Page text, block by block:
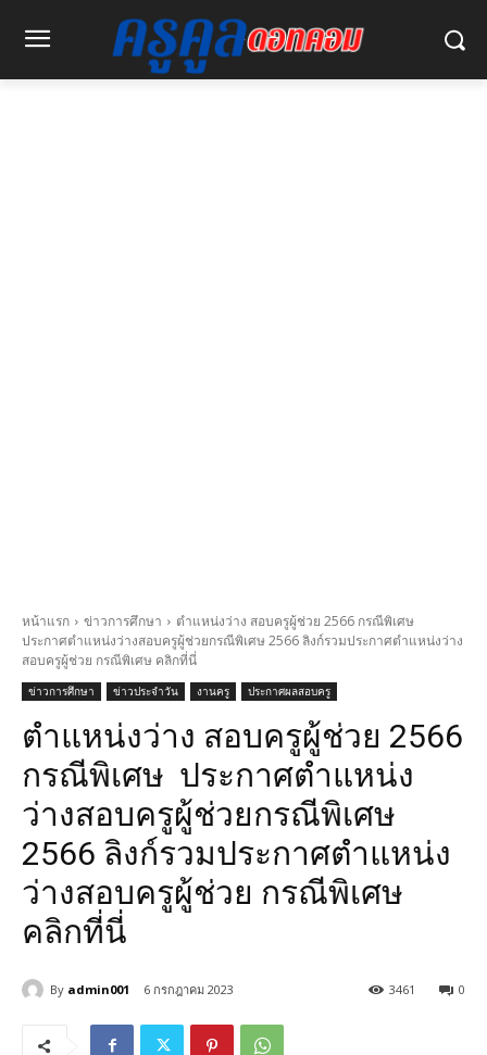
หน้าแรก ข่าวการศึกษา
ตำแหน่งว่าง สอบครูผู้ช่วย 2566 กรณีพิเศษ
ประกาศตำแหน่งว่างสอบครูผู้ช่วยกรณีพิเศษ 2566 ลิงก์รวมประกาศตำแหน่งว่าง
สอบครูผู้ช่วย กรณีพิเศษ คลิกที่นี่
ข่าวการศึกษา ข่าวประจำวัน งานครู ประกาศผลสอบครู
ตำแหน่งว่าง สอบครูผู้ช่วย 2566
กรณีพิเศษ ประกาศตำแหน่ง
ว่างสอบครูผู้ช่วยกรณีพิเศษ
2566 ลิงก์รวมประกาศตำแหน่ง
ว่างสอบครูผู้ช่วย กรณีพิเศษ
คลิกที่นี่
By admin001 6 กรกฎาคม 2023 0
3461